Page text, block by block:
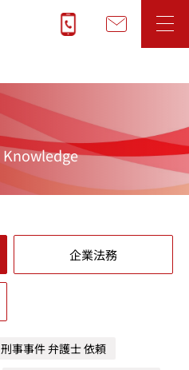
Knowledge
企業法務
刑事事件 弁護士 依頼